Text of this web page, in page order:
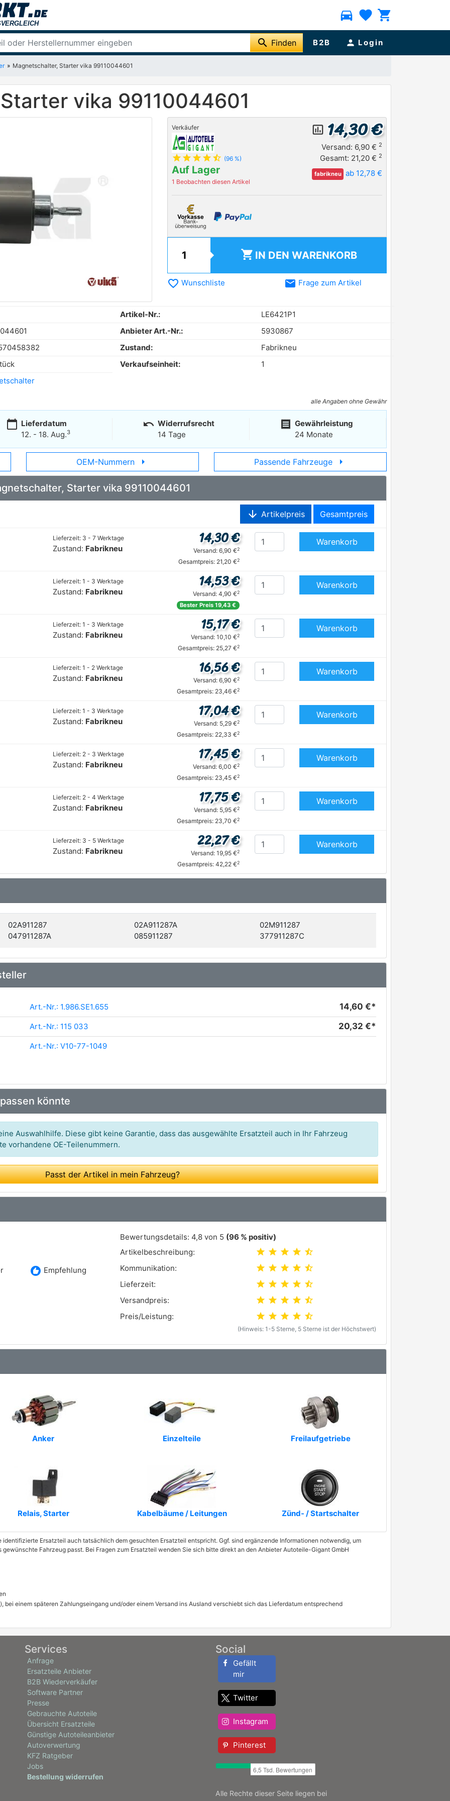
directions_car favorite shopping_cart
search Finden B2B person Login
Magnetschalter, Starter vika 99110044601
vika 99110044601
Verkäufer
star star star star star_half (96 %)
Auf Lager
1 Beobachten diesen Artikel
insert_chart_outlined 14,30 €
Versand: 6,90 € 2
Gesamt: 21,20 € 2
fabrikneu ab 12,78 €
shopping_cart IN DEN WARENKORB
favorite_border Wunschliste email Frage zum Artikel
Artikel-Nr.:
LE6421P1
Anbieter Art.-Nr.:
5930867
Zustand:
Fabrikneu
Verkaufseinheit:
1
alle Angaben ohne Gewähr
calendar_today Lieferdatum
12. - 18. Aug.3
undo Widerrufsrecht
14 Tage
receipt Gewährleistung
24 Monate
OEM-Nummern arrow_right Passende Fahrzeuge arrow_right
Starter vika 99110044601
arrow_downward Artikelpreis Gesamtpreis
Lieferzeit: 3 - 7 Werktage
Zustand: Fabrikneu
14,30 €
Versand: 6,90 €2
Gesamtpreis: 21,20 €2
Warenkorb
Lieferzeit: 1 - 3 Werktage
Zustand: Fabrikneu
14,53 €
Versand: 4,90 €2
Bester Preis 19,43 €
Warenkorb
Lieferzeit: 1 - 3 Werktage
Zustand: Fabrikneu
15,17 €
Versand: 10,10 €2
Gesamtpreis: 25,27 €2
Warenkorb
Lieferzeit: 1 - 2 Werktage
Zustand: Fabrikneu
16,56 €
Versand: 6,90 €2
Gesamtpreis: 23,46 €2
Warenkorb
Lieferzeit: 1 - 3 Werktage
Zustand: Fabrikneu
17,04 €
Versand: 5,29 €2
Gesamtpreis: 22,33 €2
Warenkorb
Lieferzeit: 2 - 3 Werktage
Zustand: Fabrikneu
17,45 €
Versand: 6,00 €2
Gesamtpreis: 23,45 €2
Warenkorb
Lieferzeit: 2 - 4 Werktage
Zustand: Fabrikneu
17,75 €
Versand: 5,95 €2
Gesamtpreis: 23,70 €2
Warenkorb
Lieferzeit: 3 - 5 Werktage
Zustand: Fabrikneu
22,27 €
Versand: 19,95 €2
Gesamtpreis: 42,22 €2
Warenkorb
02A911287 02A911287A
02M911287
047911287A 085911287 377911287C
Art.-Nr.: 1.986.SE1.655 14,60 €*
Art.-Nr.: 115 033 20,32 €*
Art.-Nr.: V10-77-1049
könnte
Auswahlhilfe. Diese gibt keine Garantie, dass das ausgewählte Ersatzteil auch in Ihr Fahrzeug
vorhandene OE-Teilenummern.
Passt der Artikel in mein Fahrzeug?
recommend Empfehlung
Bewertungsdetails: 4,8 von 5 (96 % positiv)
Artikelbeschreibung:
star star star star star_half
Kommunikation: star star star star star_half
Lieferzeit: star star star star star_half
Versandpreis: star star star star star_half
Preis/Leistung: star star star star star_half
(Hinweis: 1-5 Sterne, 5 Sterne ist der Höchstwert)
Anker Einzelteile Freilaufgetriebe
Relais, Starter Kabelbäume / Leitungen Zünd- / Startschalter
Ersatzteil auch tatsächlich dem gesuchten Ersatzteil entspricht. Ggf. sind ergänzende Informationen notwendig, um
Fahrzeug passt. Bei Fragen zum Ersatzteil wenden Sie sich bitte direkt an den Anbieter Autoteile-Gigant GmbH
bei einem späteren Zahlungseingang und/oder einem Versand ins Ausland verschiebt sich das Lieferdatum entsprechend
Services
Anfrage
Ersatzteile Anbieter
B2B Wiederverkäufer
Software Partner
Presse
Gebrauchte Autoteile
Übersicht Ersatzteile
Günstige Autoteileanbieter
Autoverwertung
KFZ Ratgeber
Jobs
Bestellung widerrufen
Social
Gefällt
mir
Twitter
Instagram
Pinterest
Alle Rechte dieser Seite liegen bei